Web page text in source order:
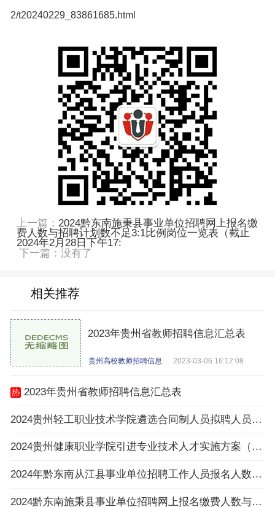
2/t20240229_83861685.html
上一篇： 2024黔东南施秉县事业单位招聘网上报名缴
费人数与招聘计划数不足3:1比例岗位一览表（截止
2024年2月28日下午17:
下一篇：没有了
相关推荐
2023年贵州省教师招聘信息汇总表
贵州高校教师招聘信息 2023-03-06 16:12:08
2023年贵州省教师招聘信息汇总表
2024贵州轻工职业技术学院遴选合同制人员拟聘人员公示
2024贵州健康职业学院引进专业技术人才实施方案（16名|3.25-3.27报名）
2024年黔东南从江县事业单位招聘工作人员报名人数与招聘岗位计划人数达不到3：1比例岗位（
2024黔东南施秉县事业单位招聘网上报名缴费人数与招聘计划数不足3:1比例岗位一览表（截止